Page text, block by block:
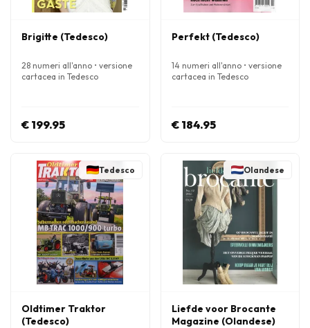
Brigitte (Tedesco)
28 numeri all'anno • versione
cartacea in Tedesco
€ 199.95
Perfekt (Tedesco)
14 numeri all'anno • versione
cartacea in Tedesco
€ 184.95
Tedesco
Oldtimer Traktor
(Tedesco)
Olandese
Liefde voor Brocante
Magazine (Olandese)